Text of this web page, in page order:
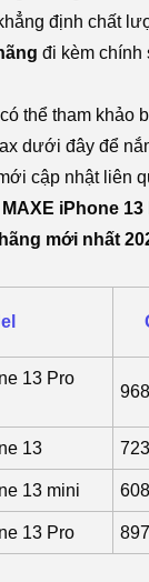
định chất
đi kèm chính
thể tham khảo
dưới đây để
cập nhật liên
iPhone
hãng mới nhất
13 Pro
13
13 mini
13 Pro